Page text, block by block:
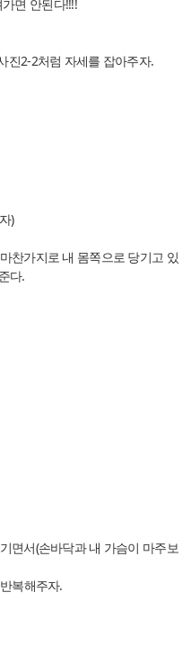
면 안된다!!!!
진2-2처럼 자세를 잡아주자.
)
찬가지로 내 몸쪽으로 당기고 있
다.
면서(손바닥과 내 가슴이 마주보
복해주자.